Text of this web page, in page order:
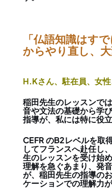
「仏語知識はす
からやり直し、大
H.Kさん、駐在員、女
稲田先生のレッスンで
音や文法の基礎から学
指導が、私には特に役
CEFR のB2レベルを取
してフランスへ赴任し
生のレッスンを受け始
理解を急ぐあまり、発
が、稲田先生の指導の
ケーションでの理解力